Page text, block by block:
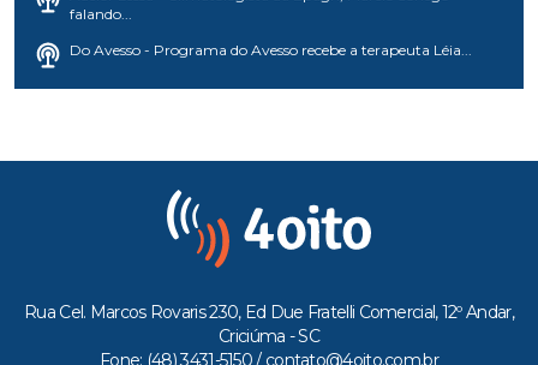
falando...
Do Avesso - Programa do Avesso recebe a terapeuta Léia...
Rua Cel. Marcos Rovaris 230, Ed Due Fratelli Comercial, 12º Andar,
Criciúma - SC
Fone: (48) 3431-5150 / contato@4oito.com.br